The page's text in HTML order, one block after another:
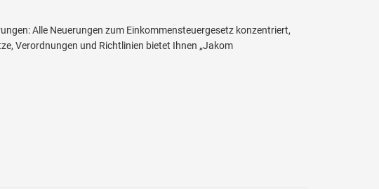
Alle Neuerungen zum Einkommensteuergesetz konzentriert,
Verordnungen und Richtlinien bietet Ihnen „Jakom